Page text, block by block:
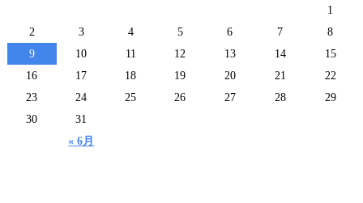
« 6月
1
2
3 4 5 6 7
8
9
10 11 12 13 14
15
16
17 18 19 20 21
22
23
24 25 26 27 28
29
30
31